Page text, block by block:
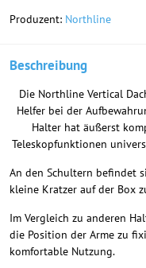
Produzent: Northline
Beschreibung
Die Northline Vertical
Helfer bei der
Halter hat äußerst
Teleskopfunktionen
An den Schultern befindet
kleine Kratzer auf der Box
Im Vergleich zu anderen
die Position der Arme zu
komfortable Nutzung.